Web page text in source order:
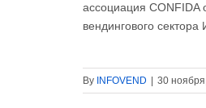
ассоциация CONFIDA
вендингового сектора
By INFOVEND 30